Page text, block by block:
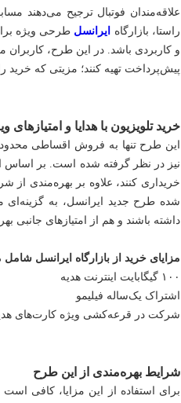
علاقه‌مندان فوتبال ترجیح می‌دهند
راستا، بازارگاه
ایرانسل طرحی ویژه
و کاربردی باشد. در این طرح، کاربران
پیش‌پرداخت تهیه کنند؛ مزیتی که خرید
خرید تلویزیون با هدایا و امتیازهای
این طرح تنها به فروش اقساطی محدود
نیز در نظر گرفته شده است. بر اساس
خریداری کنند، علاوه بر بهره‌مندی از
شده طرح جدید ایرانسل، به
داشته باشند و هم از امتیازهای جانبی
مزایای خرید از بازارگاه ایرانسل
۱۰۰ گیگابایت اینترنت هدیه
اشتراک یک‌ساله فیلیمو
شرکت در قرعه‌کشی ویژه کارت‌های هدیه ۱۰ میلیون
شرایط بهره‌مندی از این طرح
برای استفاده از این مزایا، کافی